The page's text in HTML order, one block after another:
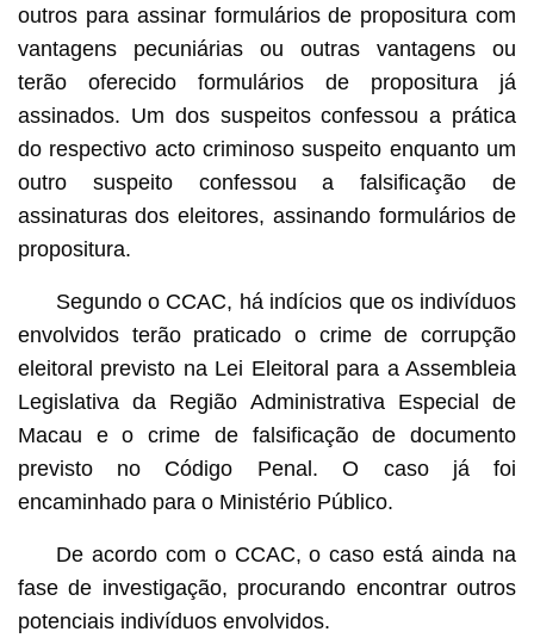
outros para assinar formulários de propositura com
vantagens pecuniárias ou outras vantagens ou
terão oferecido formulários de propositura já
assinados. Um dos suspeitos confessou a prática
do respectivo acto criminoso suspeito enquanto um
outro suspeito confessou a falsificação de
assinaturas dos eleitores, assinando formulários de
propositura.
Segundo o CCAC, há indícios que os indivíduos
envolvidos terão praticado o crime de corrupção
eleitoral previsto na Lei Eleitoral para a Assembleia
Legislativa da Região Administrativa Especial de
Macau e o crime de falsificação de documento
previsto no Código Penal. O caso já foi
encaminhado para o Ministério Público.
De acordo com o CCAC, o caso está ainda na
fase de investigação, procurando encontrar outros
potenciais indivíduos envolvidos.